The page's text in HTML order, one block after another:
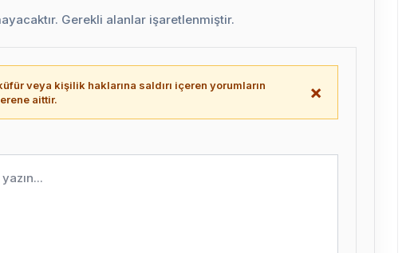
Gerekli alanlar işaretlenmiştir.
veya kişilik haklarına saldırı içeren yorumların
aittir.
×